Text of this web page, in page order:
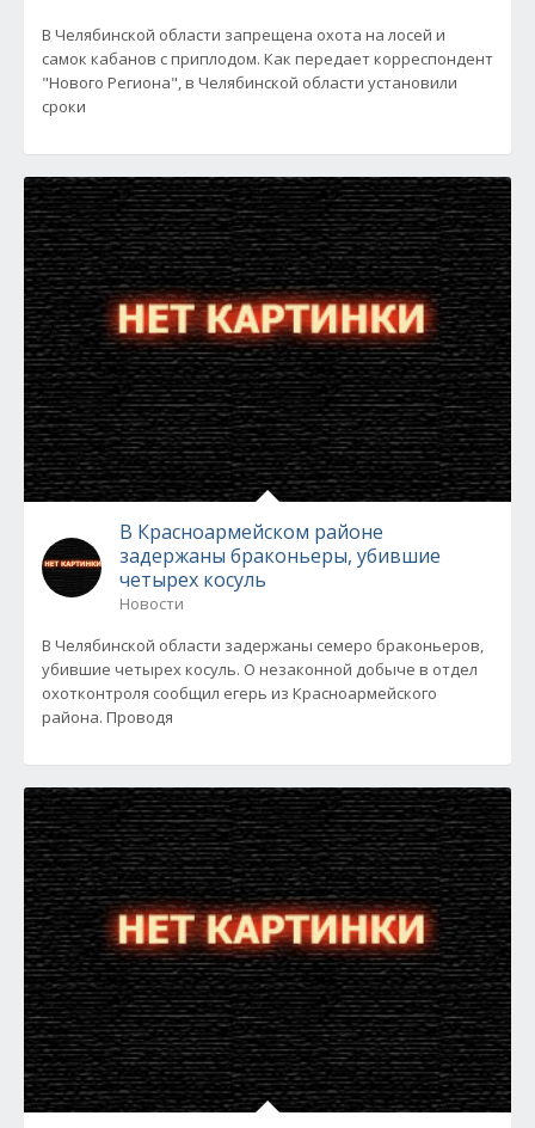
В Челябинской области запрещена охота на лосей и
самок кабанов с приплодом. Как передает корреспондент
"Нового Региона", в Челябинской области установили
сроки
В Красноармейском районе
задержаны браконьеры, убившие
четырех косуль
Новости
В Челябинской области задержаны семеро браконьеров,
убившие четырех косуль. О незаконной добыче в отдел
охотконтроля сообщил егерь из Красноармейского
района. Проводя